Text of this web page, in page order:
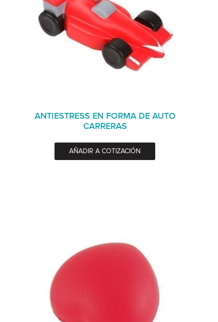
ANTIESTRESS EN FORMA DE AUTO
CARRERAS
AÑADIR A COTIZACIÓN